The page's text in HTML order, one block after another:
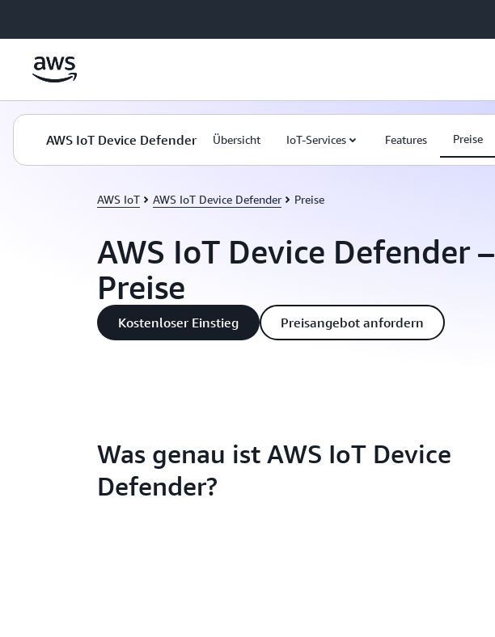
AWS IoT Device Defender Übersicht IoT-Services Features Preise
AWS IoT AWS IoT Device Defender Preise
AWS IoT Device Defender –
Preise
Kostenloser Einstieg Preisangebot anfordern
Was genau ist AWS IoT Device
Defender?